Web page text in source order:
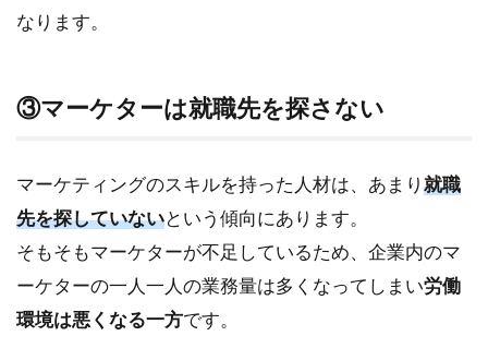
社員
とし
い採
る
3.2
②採
用す
マー
なります。
③マーケターは就職先を探さない
マーケティングのスキルを持った人材は、あまり就職
先を探していないという傾向にあります。
そもそもマーケターが不足しているため、企業内のマ
ーケターの一人一人の業務量は多くなってしまい労働
環境は悪くなる一方です。